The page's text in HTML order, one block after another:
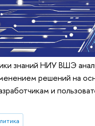
знаний НИУ ВШЭ
решений на
и